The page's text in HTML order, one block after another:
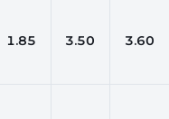
1.85 3.50 3.60